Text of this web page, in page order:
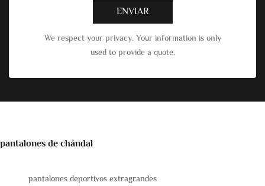
ENVIAR
We respect your privacy. Your information is only
used to provide a quote.
pantalones de chándal
pantalones deportivos extragrandes